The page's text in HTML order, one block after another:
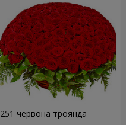
251 червона троянда